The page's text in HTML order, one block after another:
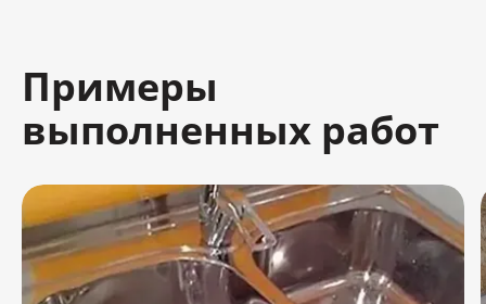
Примеры
выполненных работ